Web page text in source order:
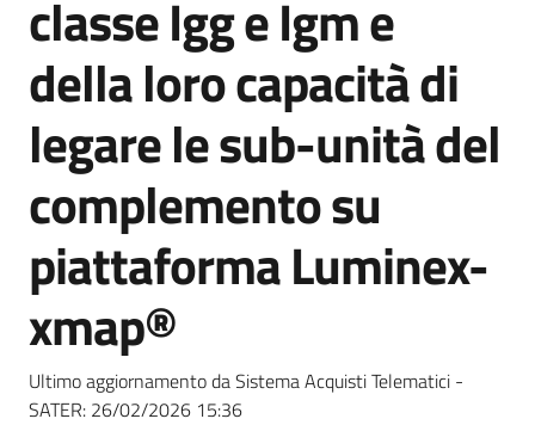
telematiche
English
site
Seguici
su
classe Igg e Igm e
della loro capacità di
legare le sub-unità del
complemento su
piattaforma Luminex-
xmap®
Ultimo aggiornamento da Sistema Acquisti Telematici -
SATER: 26/02/2026 15:36